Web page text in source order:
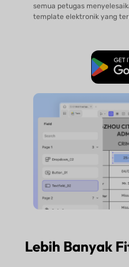
semua petugas
template elektronik yang
Lebih Banyak